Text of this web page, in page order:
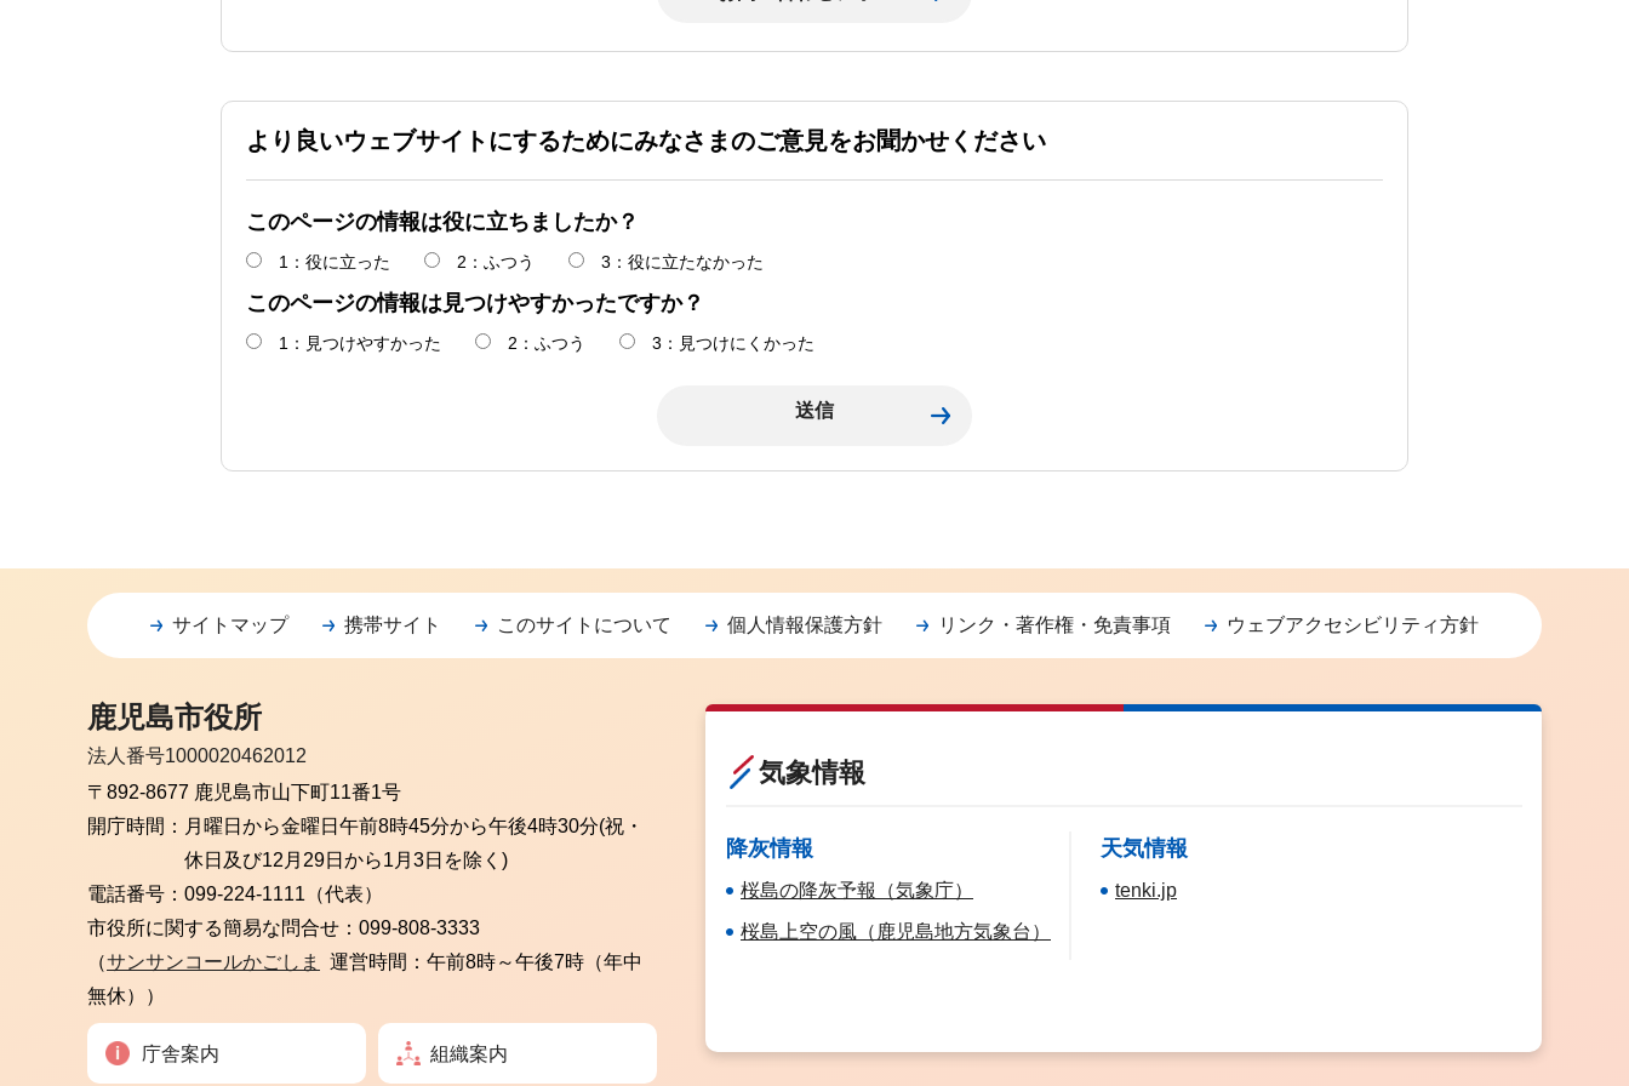
より良いウェブサイトにするためにみなさまのご意見をお聞かせください
このページの情報は役に立ちましたか？
1：役に立った 2：ふつう 3：役に立たなかった
このページの情報は見つけやすかったですか？
1：見つけやすかった 2：ふつう 3：見つけにくかった
サイトマップ 携帯サイト このサイトについて 個人情報保護方針 リンク・著作権・免責事項 ウェブアクセシビリティ方針
鹿児島市役所
法人番号1000020462012
〒892-8677 鹿児島市山下町11番1号
開庁時間： 月曜日から金曜日 午前8時45分から午後4時30分(祝・
休日及び12月29日から1月3日を除く)
電話番号： 099-224-1111（代表）
市役所に関する簡易な問合せ： 099-808-3333
（サンサンコールかごしま
運営時間：午前8時～午後7時（年中
無休））
庁舎案内 組織案内
気象情報
降灰情報
桜島の降灰予報（気象庁）
桜島上空の風（鹿児島地方気象台）
天気情報
tenki.jp